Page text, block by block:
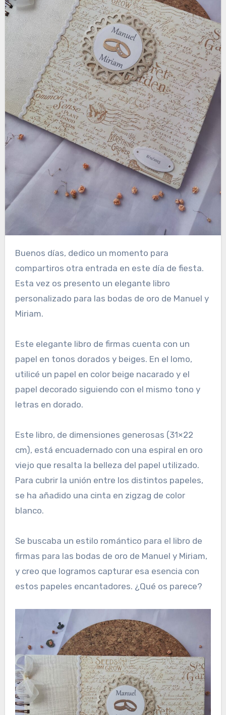
Buenos días, dedico un momento para
compartiros otra entrada en este día de fiesta.
Esta vez os presento un elegante libro
personalizado para las bodas de oro de Manuel y
Miriam.
Este elegante libro de firmas cuenta con un
papel en tonos dorados y beiges. En el lomo,
utilicé un papel en color beige nacarado y el
papel decorado siguiendo con el mismo tono y
letras en dorado.
Este libro, de dimensiones generosas (31×22
cm), está encuadernado con una espiral en oro
viejo que resalta la belleza del papel utilizado.
Para cubrir la unión entre los distintos papeles,
se ha añadido una cinta en zigzag de color
blanco.
Se buscaba un estilo romántico para el libro de
firmas para las bodas de oro de Manuel y Miriam,
y creo que logramos capturar esa esencia con
estos papeles encantadores. ¿Qué os parece?